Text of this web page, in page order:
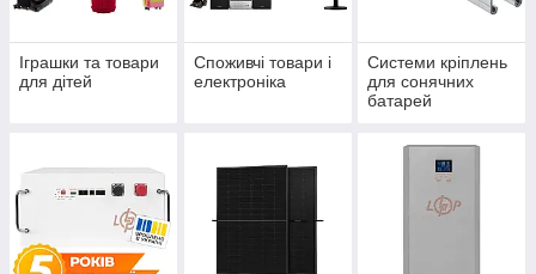
Іграшки та товари
для дітей
Споживчі товари і
електроніка
Системи кріплень
для сонячних
батарей